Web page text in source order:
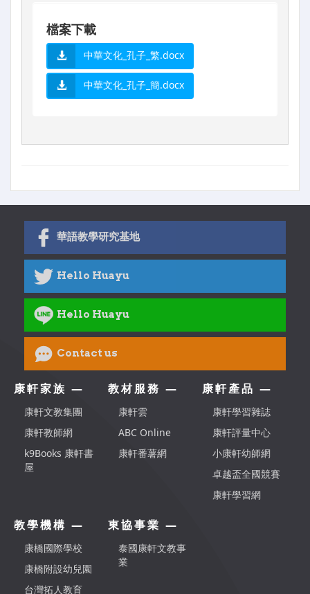
檔案下載
中華文化_孔子_繁.docx
中華文化_孔子_簡.docx
華語教學研究基地
Hello Huayu
Hello Huayu
Contact us
康軒家族 —
康軒文教集團
康軒教師網
k9Books 康軒書
屋
教材服務 —
康軒雲
ABC Online
康軒番薯網
康軒產品 —
康軒學習雜誌
康軒評量中心
小康軒幼師網
卓越盃全國競賽
康軒學習網
教學機構 —
康橋國際學校
康橋附設幼兒園
台灣拓人教育
東協事業 —
泰國康軒文教事
業